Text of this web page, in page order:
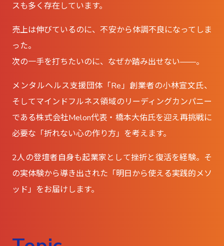
スも多く存在しています。
売上は伸びているのに、不安から体調不良になってしま
った。
次の一手を打ちたいのに、なぜか踏み出せない——。
メンタルヘルス支援団体「Re」創業者の小林宣文氏、
そしてマインドフルネス領域のリーディングカンパニー
である株式会社Melon代表・橋本大佑氏を迎え再挑戦に
必要な「折れない心の作り方」を考えます。
2人の登壇者自身も起業家として挫折と復活を経験。そ
の実体験から導き出された「明日から使える実践的メソ
ッド」をお届けします。